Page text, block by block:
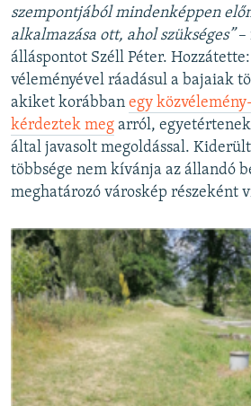
szempontjából mindenképpen
alkalmazása ott, ahol szükséges”–
álláspontot Széll Péter.
véleményével ráadásul a bajaiak
akiket korábban egy
kérdeztek meg arról,
által javasolt megoldással.
többsége nem kívánja az állandó
meghatározó városkép részeként